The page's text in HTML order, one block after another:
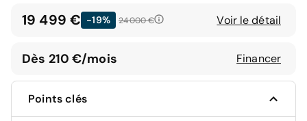
19 499 € -19% 24 000 € Voir le détail
Dès 210 €/mois Financer
Points clés